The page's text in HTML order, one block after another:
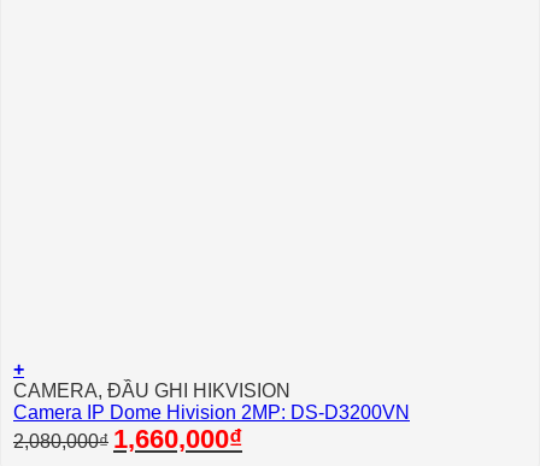
+
CAMERA, ĐẦU GHI HIKVISION
Camera IP Dome Hivision 2MP: DS-D3200VN
2,080,000₫ Giá
gốc
1,660,000₫Giá
hiện